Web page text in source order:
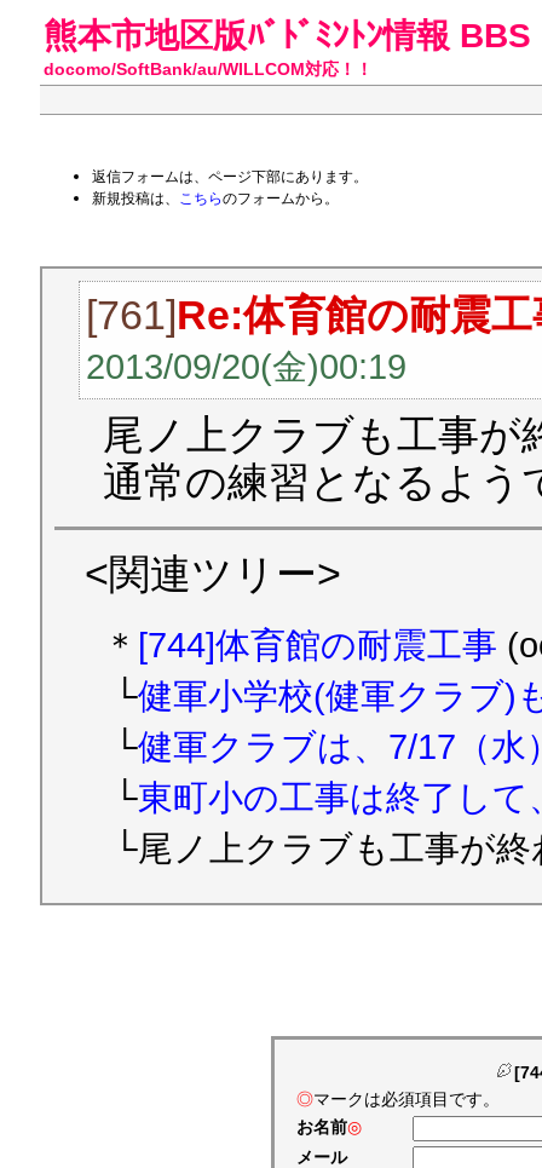
熊本市地区版ﾊﾞﾄﾞﾐﾝﾄﾝ情報 BBS
docomo/SoftBank/au/WILLCOM対応！！
返信フォームは、ページ下部にあります。
新規投稿は、 こちらのフォームから。
[761]Re:体育館の耐震工
2013/09/20(金)00:19
尾ノ上クラブも工事が
通常の練習となるよう
<関連ツリー>
＊ [744]体育館の耐震工事
└健軍小学校(健軍クラブ)
└健軍クラブは、7/17（水
└東町小の工事は終了して
└尾ノ上クラブも工事が
◎マークは必須項目です。
お名前◎
メール